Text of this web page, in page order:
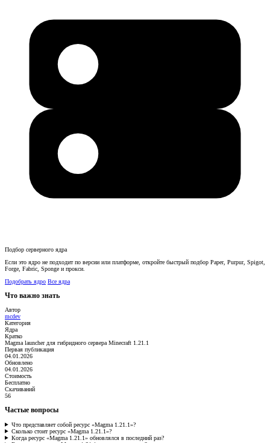
Подбор серверного ядра
Если это ядро не подходит по версии или платформе, откройте быстрый подбор Paper, Purpur, Spigot,
Forge, Fabric, Sponge и прокси.
Подобрать ядро Все ядра
Что важно знать
Автор
mcdev
Категория
Ядра
Кратко
Magma launcher для гибридного сервера Minecraft 1.21.1
Первая публикация
04.01.2026
Обновлено
04.01.2026
Стоимость
Бесплатно
Скачиваний
56
Частые вопросы
Что представляет собой ресурс «Magma 1.21.1»?
Сколько стоит ресурс «Magma 1.21.1»?
Когда ресурс «Magma 1.21.1» обновлялся в последний раз?